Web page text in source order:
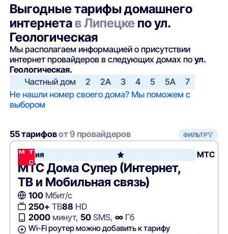
Выгодные тарифы домашнего
интернета в Липецке по ул.
Геологическая
Мы располагаем информацией о присутствии
интернет провайдеров в следующих домах поул.
Геологическая.
Частный дом
2 2А 3 4 5 5А
7
Не нашли номер своего дома? Мы поможем с
выбором
55 тарифовот 9 провайдеров ФИЛЬТР
Акция МТС
МТС Дома Супер (Интернет,
ТВ и Мобильная связь)
100Мбит/с
250+ ТВ88 HD
2000минут, 50SMS, ∞Гб
Wi-Fi роутер можно добавить к тарифу